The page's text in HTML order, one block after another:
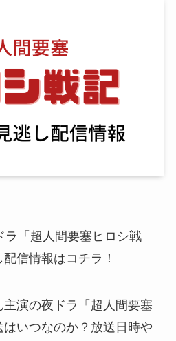
ラ「超人間要塞ヒロシ戦
信情報はコチラ！
演の夜ドラ「超人間要塞
いつなのか？放送日時や